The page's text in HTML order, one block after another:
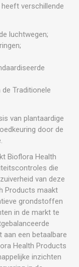
verschillende
luchtwegen;
Traditionele
van plantaardige
door de
Bioflora Health
die
van deze
Products maakt
grondstoffen
in de markt te
aan een betaalbare
Health Products
inzichten